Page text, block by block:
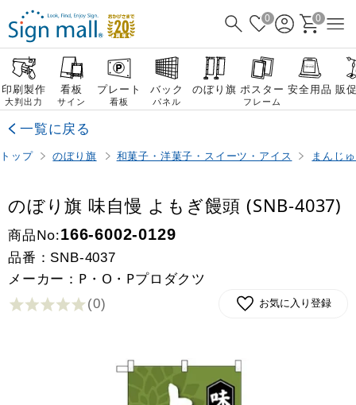
0 0
印刷製作
大判出力
看板
サイン
プレート
看板
バック
パネル
のぼり旗 ポスター
フレーム
安全用品 販
一覧に戻る
トップ のぼり旗 和菓子・洋菓子・スイーツ・アイス まんじ
のぼり旗 味自慢 よもぎ饅頭 (SNB-4037)
商品No:166-6002-0129
品番： SNB-4037
メーカー：P・O・Pプロダクツ
(0) お気に入り登録